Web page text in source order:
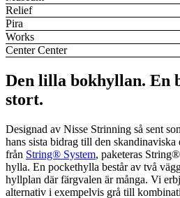
Relief
Pira
Works
Center Center
Den lilla bokhyllan. En
stort.
Designad av Nisse Strinning så sent
hans sista bidrag till den
från String® System, paketeras
hylla. En pockethylla består av två
hyllplan där färgvalen är många. Vi
alternativ i exempelvis grå till